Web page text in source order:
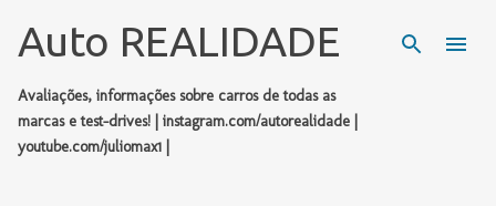
Pular para o conteúdo principal
Auto REALIDADE
Avaliações, informações sobre carros de todas as
marcas e test-drives! | instagram.com/autorealidade |
youtube.com/juliomax1 |